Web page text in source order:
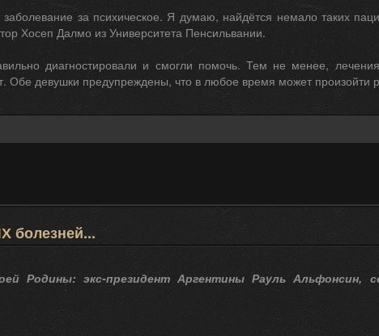
за психическое. Я думаю, найдётся немало таких
Хосеп Далмо из Университета Пенсильвании.
диагностировали и смогли помочь. Тем не менее,
Обе девушки предупреждены, что в любое время может произойти
болезней...
Родины: экс-президент Аргентины Рауль Альфонсин,